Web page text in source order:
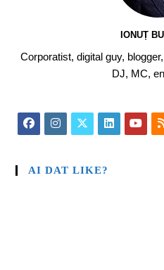
IONUȚ
Corporatist, digital guy,
DJ, MC,
AI DAT LIKE?